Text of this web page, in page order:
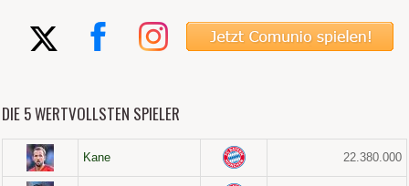
DIE 5 WERTVOLLSTEN SPIELER
Kane 22.380.000